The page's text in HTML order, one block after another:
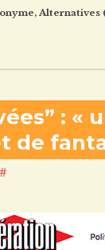
Alternatives
: «
de
#